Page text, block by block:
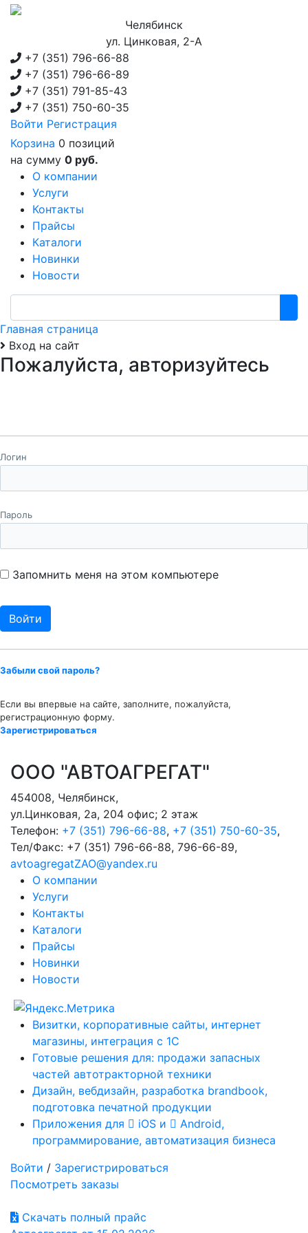
Челябинск
ул. Цинковая, 2-А
+7 (351) 796-66-88
+7 (351) 796-66-89
+7 (351) 791-85-43
+7 (351) 750-60-35
Войти Регистрация
Корзина 0 позиций
на сумму 0 руб.
О компании
Услуги
Контакты
Прайсы
Каталоги
Новинки
Новости
Главная страница
Вход на сайт
Пожалуйста, авторизуйтесь
Логин
Пароль
Запомнить меня на этом компьютере
Забыли свой пароль?
Если вы впервые на сайте, заполните, пожалуйста,
регистрационную форму.
Зарегистрироваться
ООО "АВТОАГРЕГАТ"
454008, Челябинск,
ул.Цинковая, 2а, 204 офис; 2 этаж
Телефон: +7 (351) 796-66-88, +7 (351) 750-60-35,
Тел/Факс: +7 (351) 796-66-88, 796-66-89,
avtoagregatZAO@yandex.ru
О компании
Услуги
Контакты
Каталоги
Прайсы
Новинки
Новости
Визитки, корпоративные сайты, интернет
магазины, интеграция с 1С
Готовые решения для: продажи запасных
частей автотракторной техники
Дизайн, вебдизайн, разработка brandbook,
подготовка печатной продукции
Приложения для
iOS и
Android,
программирование, автоматизация бизнеса
Войти / Зарегистрироваться
Посмотреть заказы
Скачать полный прайс